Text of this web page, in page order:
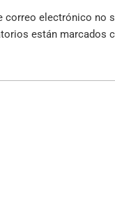
correo electrónico no
están marcados